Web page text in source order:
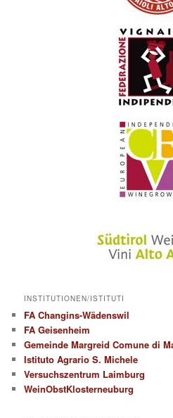
INSTITUTIONEN/ISTITUTI
FA Changins-Wädenswil
FA Geisenheim
Gemeinde Margreid Comune di
Istituto Agrario S. Michele
Versuchszentrum Laimburg
WeinObstKlosterneuburg